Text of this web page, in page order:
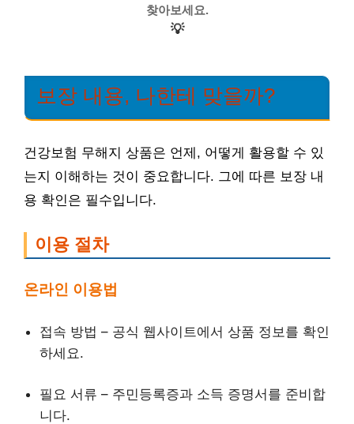
찾아보세요.
💡
보장 내용, 나한테 맞을까?
건강보험 무해지 상품은 언제, 어떻게 활용할 수 있
는지 이해하는 것이 중요합니다. 그에 따른 보장 내
용 확인은 필수입니다.
이용 절차
온라인 이용법
접속 방법 – 공식 웹사이트에서 상품 정보를 확인
하세요.
필요 서류 – 주민등록증과 소득 증명서를 준비합
니다.